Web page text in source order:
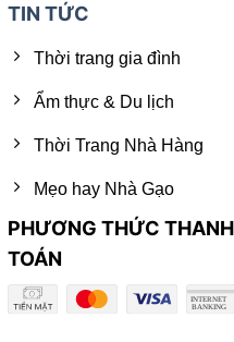
TIN TỨC
Thời trang gia đình
Ẩm thực & Du lịch
Thời Trang Nhà Hàng
Mẹo hay Nhà Gạo
PHƯƠNG THỨC THANH
TOÁN